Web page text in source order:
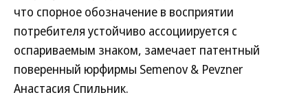
что спорное обозначение в восприятии
потребителя устойчиво ассоциируется с
оспариваемым знаком, замечает патентный
поверенный юрфирмы Semenov & Pevzner
Анастасия Спильник.